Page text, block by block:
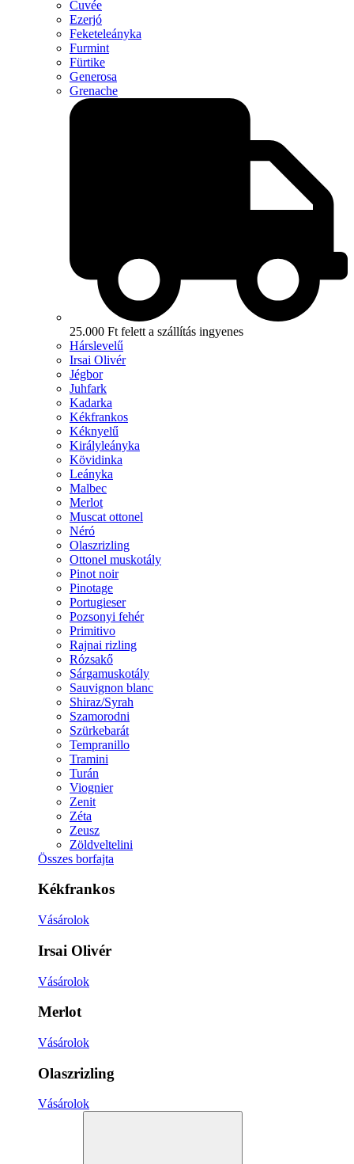
Cuvée
Ezerjó
Feketeleányka
Furmint
Fürtike
Generosa
Grenache
25.000 Ft felett a szállítás ingyenes
Hárslevelű
Irsai Olivér
Jégbor
Juhfark
Kadarka
Kékfrankos
Kéknyelű
Királyleányka
Kövidinka
Leányka
Malbec
Merlot
Muscat ottonel
Néró
Olaszrizling
Ottonel muskotály
Pinot noir
Pinotage
Portugieser
Pozsonyi fehér
Primitivo
Rajnai rizling
Rózsakő
Sárgamuskotály
Sauvignon blanc
Shiraz/Syrah
Szamorodni
Szürkebarát
Tempranillo
Tramini
Turán
Viognier
Zenit
Zéta
Zeusz
Zöldveltelini
Összes borfajta
Kékfrankos
Vásárolok
Irsai Olivér
Vásárolok
Merlot
Vásárolok
Olaszrizling
Vásárolok